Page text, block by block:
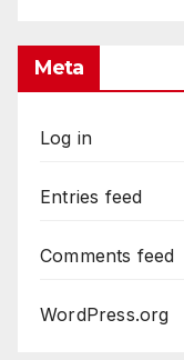
Meta
Log in
Entries feed
Comments feed
WordPress.org